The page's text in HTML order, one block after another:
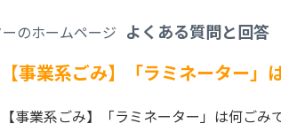
よくある質問と回答
【事業系ごみ】「ラミネーター
【事業系ごみ】「ラミネーター」は何ごみ